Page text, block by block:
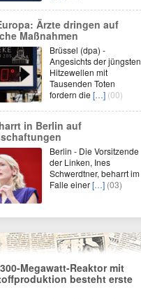
Ärzte dringen auf
Maßnahmen
Brüssel (dpa) -
Angesichts der jüngsten
Hitzewellen mit
Tausenden Toten
fordern die […] (00)
in Berlin auf
Berlin - Die Vorsitzende
der Linken, Ines
Schwerdtner, beharrt im
Falle einer[…] (03)
Megawatt-Reaktor mit
besteht erste